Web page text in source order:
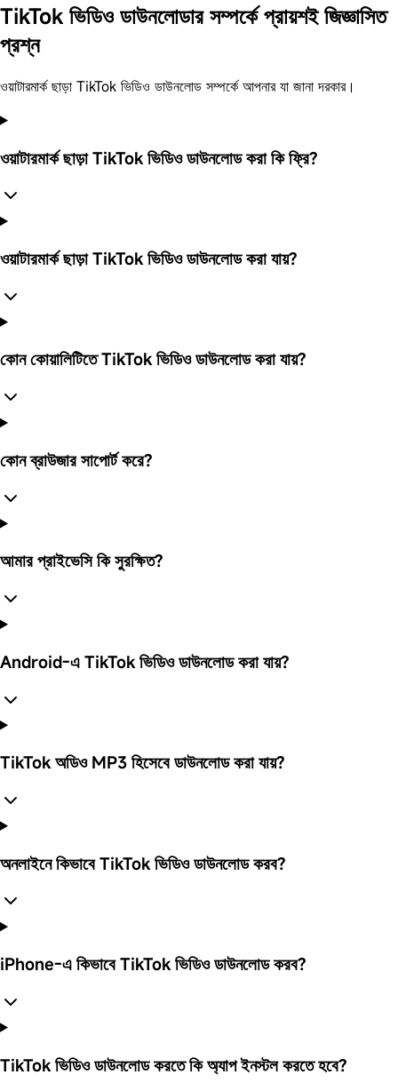
TikTok ভিডিও ডাউনলোডার সম্পর্কে প্রায়শই জিজ্ঞাসিত
প্রশ্ন
ওয়াটারমার্ক ছাড়া TikTok ভিডিও ডাউনলোড সম্পর্কে আপনার যা জানা দরকার।
ওয়াটারমার্ক ছাড়া TikTok ভিডিও ডাউনলোড করা কি ফ্রি?
ওয়াটারমার্ক ছাড়া TikTok ভিডিও ডাউনলোড করা যায়?
কোন কোয়ালিটিতে TikTok ভিডিও ডাউনলোড করা যায়?
কোন ব্রাউজার সাপোর্ট করে?
আমার প্রাইভেসি কি সুরক্ষিত?
Android-এ TikTok ভিডিও ডাউনলোড করা যায়?
TikTok অডিও MP3 হিসেবে ডাউনলোড করা যায়?
অনলাইনে কিভাবে TikTok ভিডিও ডাউনলোড করব?
iPhone-এ কিভাবে TikTok ভিডিও ডাউনলোড করব?
TikTok ভিডিও ডাউনলোড করতে কি অ্যাপ ইনস্টল করতে হবে?